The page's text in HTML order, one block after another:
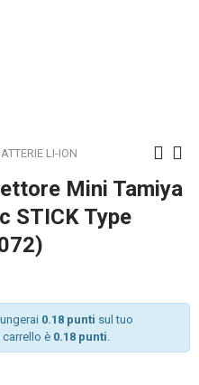
LI-ION
Mini Tamiya
STICK Type
0.18 punti sul tuo
è 0.18 punti